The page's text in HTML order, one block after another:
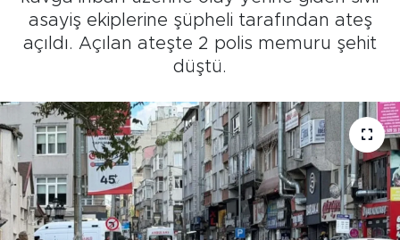
asayiş ekiplerine şüpheli tarafından ateş
açıldı. Açılan ateşte 2 polis memuru şehit
düştü.